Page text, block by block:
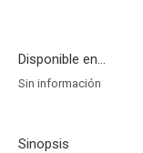
Disponible en...
Sin información
Sinopsis